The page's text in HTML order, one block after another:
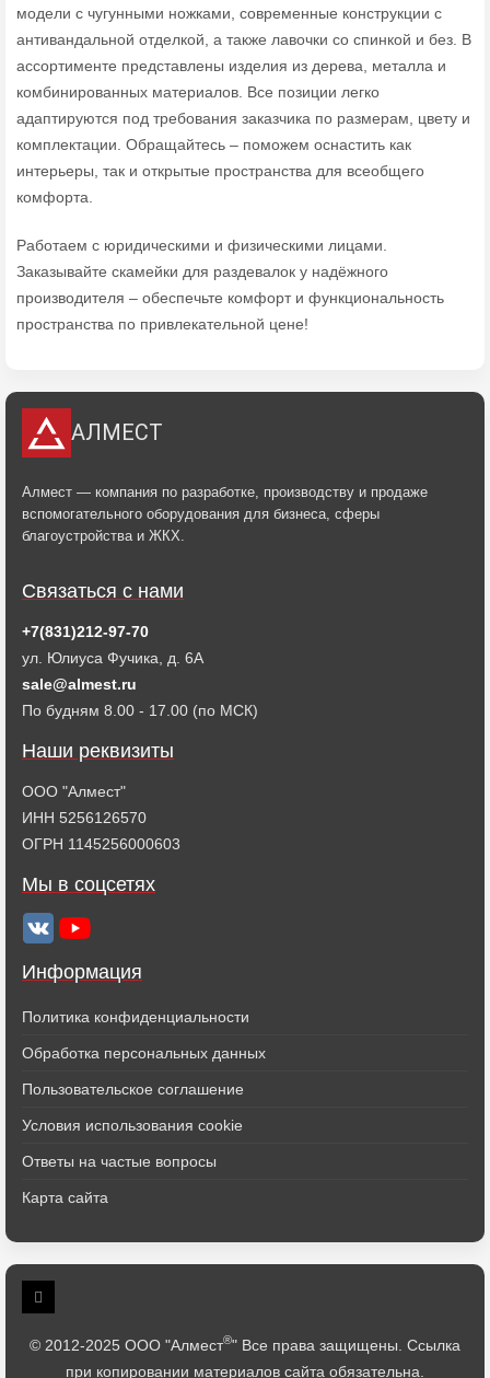
модели с чугунными ножками, современные конструкции с
антивандальной отделкой, а также лавочки со спинкой и без. В
ассортименте представлены изделия из дерева, металла и
комбинированных материалов. Все позиции легко
адаптируются под требования заказчика по размерам, цвету и
комплектации. Обращайтесь – поможем оснастить как
интерьеры, так и открытые пространства для всеобщего
комфорта.
Работаем с юридическими и физическими лицами.
Заказывайте скамейки для раздевалок у надёжного
производителя – обеспечьте комфорт и функциональность
пространства по привлекательной цене!
АЛМЕСТ
Алмест — компания по разработке, производству и продаже
вспомогательного оборудования для бизнеса, сферы
благоустройства и ЖКХ.
Информация
Политика конфиденциальности
Обработка персональных данных
Пользовательское соглашение
Условия использования cookie
Ответы на частые вопросы
Карта сайта
Связаться с нами
+7(831)212-97-70
ул. Юлиуса Фучика, д. 6А
sale@almest.ru
По будням 8.00 - 17.00 (по МСК)
Наши реквизиты
ООО "Алмест"
ИНН 5256126570
ОГРН 1145256000603
Мы в соцсетях
© 2012-2025 ООО "Алмест®" Все права защищены. Ссылка
при копировании материалов сайта обязательна.